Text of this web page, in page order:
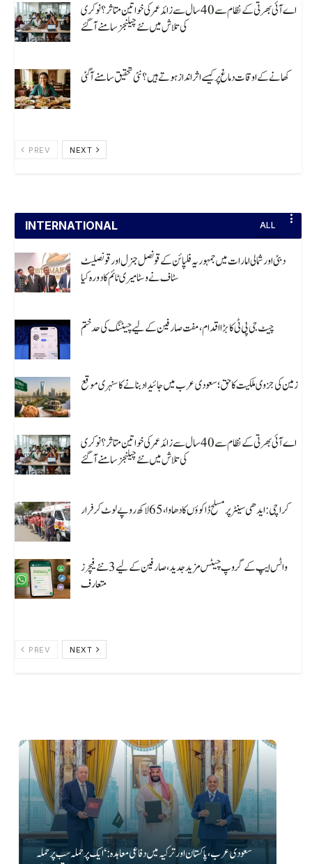
اے آئی بھرتی کے نظام سے 40 سال سے زائد عمر کی خواتین متاثر؟ نوکری
کی تلاش میں نئے چیلنجز سامنے آ گئے
کھانے کے اوقات دماغ پر کیسے اثر انداز ہوتے ہیں؟ نئی تحقیق سامنے آگئی
PREV NEXT
INTERNATIONAL ALL
دبئی اور شمالی امارات میں جمہوریہ فلپائن کے قونصل جنرل اور قونصلیٹ
سٹاف نے وسٹا میری ٹائم کا دورہ کیا
چیٹ جی پی ٹی کا بڑا اقدام، مفت صارفین کے لیے چیٹنگ کی حد ختم
زمین کی جزوی ملکیت کا حق؛ سعودی عرب میں جائیداد بنانے کا سنہری موقع
اے آئی بھرتی کے نظام سے 40 سال سے زائد عمر کی خواتین متاثر؟ نوکری
کی تلاش میں نئے چیلنجز سامنے آ گئے
کراچی: ایدھی سینٹر پر مسلح ڈاکوؤں کا دھاوا، 65 لاکھ روپے لوٹ کر فرار
واٹس ایپ کے گروپ چیٹس مزید جدید، صارفین کے لیے 3 نئے فیچرز
متعارف
PREV NEXT
سعودی عرب، پاکستان اور ترکیہ میں دفاعی معاہدہ: ‘ایک پر حملہ سب پر حملہ